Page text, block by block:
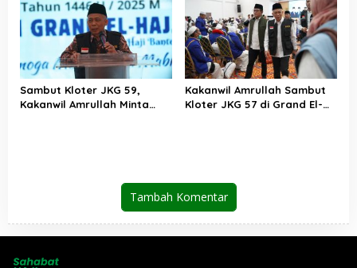
Sambut Kloter JKG 59,
Kakanwil Amrullah Minta
Kakanwil Amrullah Sambut
Kloter JKG 57 di Grand El-
Tambah Komentar